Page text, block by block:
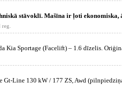
stāvoklī. Mašīna ir ļoti ekonomiska,
Kia Sportage (Facelift) – 1.6 dīzelis.
Gt-Line 130 kW / 177 ZS, Awd